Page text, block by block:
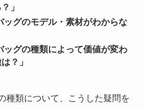
」
ッグのモデル・素材がわからな
ッグの種類によって価値が変わ
？」
種類について、こうした疑問を